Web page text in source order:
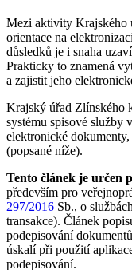
Mezi aktivity Krajského
orientace na
důsledků je i snaha
Prakticky to znamená
a zajistit jeho
Krajský úřad Zlínského
systému spisové služby
elektronické
(popsané níže).
Tento článek je určen
především pro
297/2016 Sb., o
transakce). Článek
podepisování
úskalí při použití
podepisování.